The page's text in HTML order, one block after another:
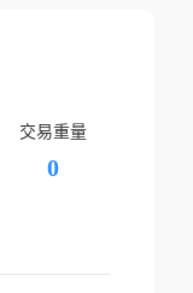
交易重量
0